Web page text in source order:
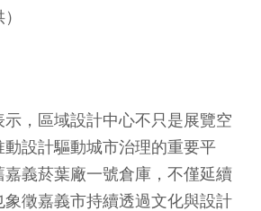
，區域設計中心不只是展覽空
動設計驅動城市治理的重要平
義菸葉廠一號倉庫，不僅延續
徵嘉義市持續透過文化與設計